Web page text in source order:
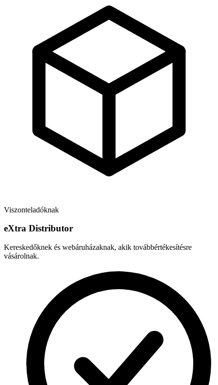
Viszonteladóknak
eXtra Distributor
Kereskedőknek és webáruházaknak, akik továbbértékesítésre
vásárolnak.